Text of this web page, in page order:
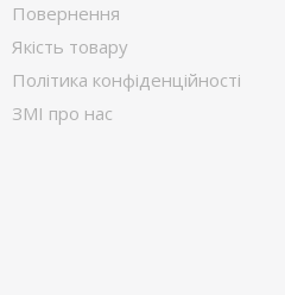
Повернення
Якість товару
Політика конфіденційності
ЗМІ про нас